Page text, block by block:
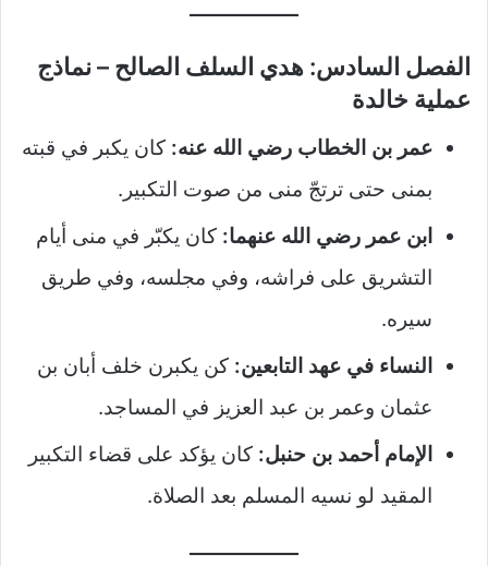
الفصل السادس: هدي السلف الصالح – نماذج
عملية خالدة
عمر بن الخطاب رضي الله عنه: كان يكبر في قبته
بمنى حتى ترتجّ منى من صوت التكبير.
ابن عمر رضي الله عنهما: كان يكبّر في منى أيام
التشريق على فراشه، وفي مجلسه، وفي طريق
سيره.
النساء في عهد التابعين: كن يكبرن خلف أبان بن
عثمان وعمر بن عبد العزيز في المساجد.
الإمام أحمد بن حنبل: كان يؤكد على قضاء التكبير
المقيد لو نسيه المسلم بعد الصلاة.